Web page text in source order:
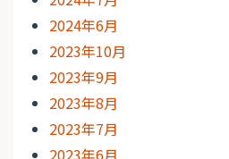
2024年6月
2023年10月
2023年9月
2023年8月
2023年7月
2023年6月